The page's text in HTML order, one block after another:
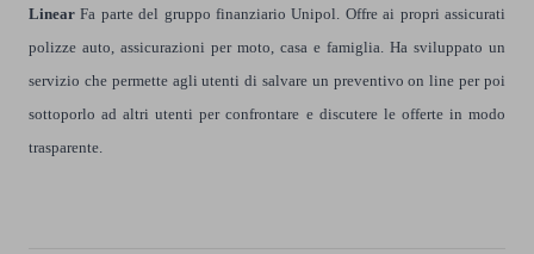
Linear Fa parte del gruppo finanziario Unipol. Offre ai propri assicurati
polizze auto, assicurazioni per moto, casa e famiglia. Ha sviluppato un
servizio che permette agli utenti di salvare un preventivo on line per poi
sottoporlo ad altri utenti per confrontare e discutere le offerte in modo
trasparente.